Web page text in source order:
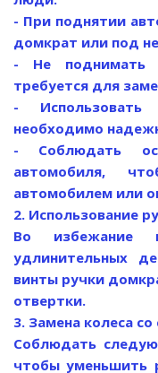
- При поднятии
домкрат или под
- Не поднимать
требуется для
- Использовать
необходимо
- Соблюдать
автомобиля,
автомобилем или
2. Использование
Во избежание
удлинительных
винты ручки
отвертки.
3. Замена колеса
Соблюдать
чтобы уменьшить